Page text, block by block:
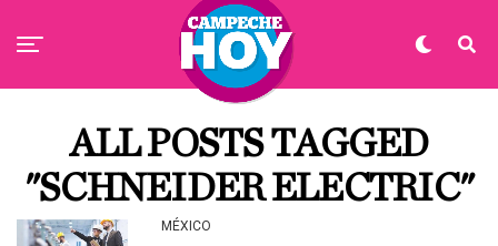
ALL POSTS TAGGED
"SCHNEIDER ELECTRIC"
MÉXICO